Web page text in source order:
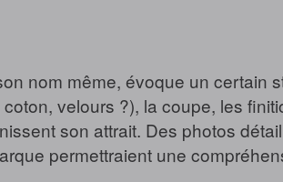
nom même, évoque un certain
velours ?), la coupe, les
son attrait. Des photos
permettraient une